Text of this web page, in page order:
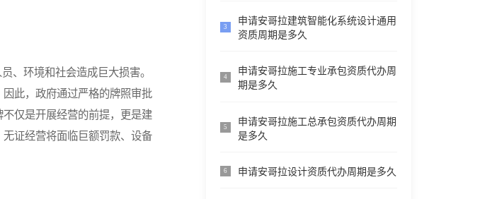
环境和社会造成巨大损害。
此，政府通过严格的牌照审批
仅是开展经营的前提，更是建
证经营将面临巨额罚款、设备
3
申请安哥拉建筑智能化系统设计通用
资质周期是多久
4
申请安哥拉施工专业承包资质代办周
期是多久
5
申请安哥拉施工总承包资质代办周期
是多久
6 申请安哥拉设计资质代办周期是多久